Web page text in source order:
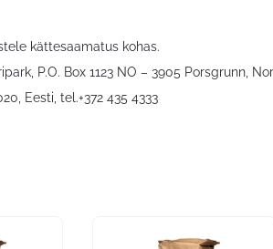
kättesaamatus kohas.
P.O. Box 1123 NO – 3905 Porsgrunn,
Eesti, tel.+372 435 4333